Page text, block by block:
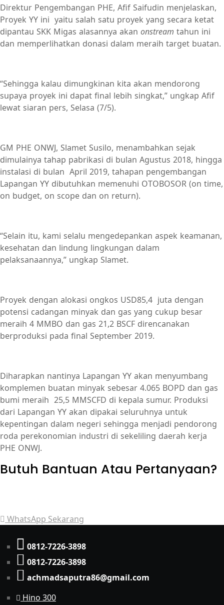
Direktur Pengembangan PHE, Afif Saifudin menjelaskan,
Proyek YY ini yaitu salah satu proyek yang secara ketat
dipantau SKK Migas alasannya akan onstream tahun ini
dan memperlihatkan donasi dalam meraih target buatan.
“Sehingga kalau dimungkinan kita akan mendorong
supaya proyek ini dapat final lebih singkat,” ungkap Afif
lewat siaran pers, Selasa (7/5).
GM PHE ONWJ, Slamet Susilo, menambahkan sejak
dimulainya tahap pabrikasi di bulan Agustus 2018, hingga
instalasi di bulan April 2019, tahapan pengembangan
Lapangan YY dibutuhkan memenuhi OTOBOSOR (on time,
on budget, on scope dan on return).
“Selain itu, kami selalu mengedepankan aspek keamanan,
kesehatan dan lindung lingkungan dalam
pelaksanaannya,” ungkap Slamet.
Proyek dengan alokasi ongkos USD85,4 juta dengan
potensi cadangan minyak dan gas yang cukup besar
meraih 4 MMBO dan gas 21,2 BSCF direncanakan
berproduksi pada final September 2019.
Diharapkan nantinya Lapangan YY akan menyumbang
komplemen buatan minyak sebesar 4.065 BOPD dan gas
bumi meraih 25,5 MMSCFD di kepala sumur. Produksi
dari Lapangan YY akan dipakai seluruhnya untuk
kepentingan dalam negeri sehingga menjadi pendorong
roda perekonomian industri di sekeliling daerah kerja
PHE ONWJ.
Butuh Bantuan Atau Pertanyaan?
WhatsApp Sekarang
0812-7226-3898
0812-7226-3898
achmadsaputra86@gmail.com
Hino 300